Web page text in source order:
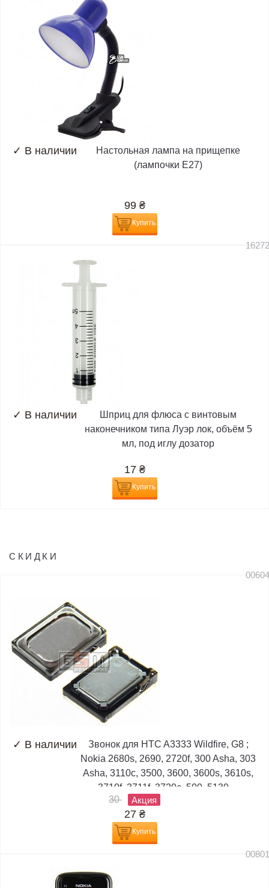
✓ В наличии
Настольная лампа на прищепке
(лампочки E27)
99 ₴
Купить
✓ В наличии
Шприц для флюса с винтовым
наконечником типа Луэр лок, объём 5
мл, под иглу дозатор
17 ₴
Купить
СКИДКИ
✓ В наличии
Звонок для HTC A3333 Wildfire, G8 ;
Nokia 2680s, 2690, 2720f, 300 Asha, 303
Asha, 3110c, 3500, 3600, 3600s, 3610s,
3710f, 3711f, 3720c, 500, 5130,...
30
Акция
27 ₴
Купить